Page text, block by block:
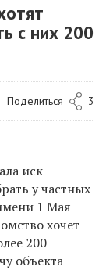
с них 200
Поделиться 3
иск
у частных
1 Мая
хочет
200
объекта